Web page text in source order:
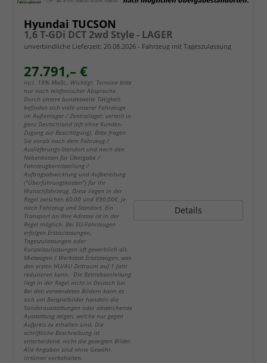
Hyundai TUCSON
1,6 T-GDi DCT 2wd Style - LAGER
unverbindliche Lieferzeit: 20.08.2026 Fahrzeug mit Tageszulassung
27.791,– €
incl. 19% MwSt.. Wichtig!: Termine bitte
nur nach telefonischer Absprache.
Durch unsere bundesweite Tätigkeit,
befinden sich viele unserer Fahrzeuge
im Außenlager / Zentrallager, verteilt in
ganz Deutschland (oft ohne Kunden-
Zugang zur Besichtigung). Bitte fragen
Sie vorab nach dem Fahrzeug /
Auslieferungs-Standort und nach den
Nebenkosten für Übergabe /
Fahrzeugbereitstellung /
Auftragsabwicklung und Aufbereitung
("Überführungskosten") für Ihr
Wunschfahrzeug. Diese liegen in der
Regel zwischen 60,00 und 890,00€, je
nach Fahrzeug und Standort. Ein
Transport an Ihre Adresse ist in der
Regel möglich. Bei EU-Fahrzeugen
erfolgen Erstzulassungen,
Tageszulassungen oder
Kurzzeitzulassungen oft gewerblich als
Mietwagen / Werkstatt Ersatzwagen, was
den ersten HU/AU Zeitraum auf 1 Jahr
reduzieren kann. Die Betriebsanleitung
liegt in der Regel nicht in Deutsch bei.
Bei den verwendeten Bildern kann es
sich um Beispielbilder handeln die
Sonderausstattungen oder abweichende
Ausstattung zeigen, welche nur gegen
Aufpreis zu erhalten sind. Die
schriftliche Beschreibung ist
entscheidend, nicht die gezeigten Bilder.
Alle Angaben sind ohne Gewähr.
Irrtümer vorbehalten.
Details